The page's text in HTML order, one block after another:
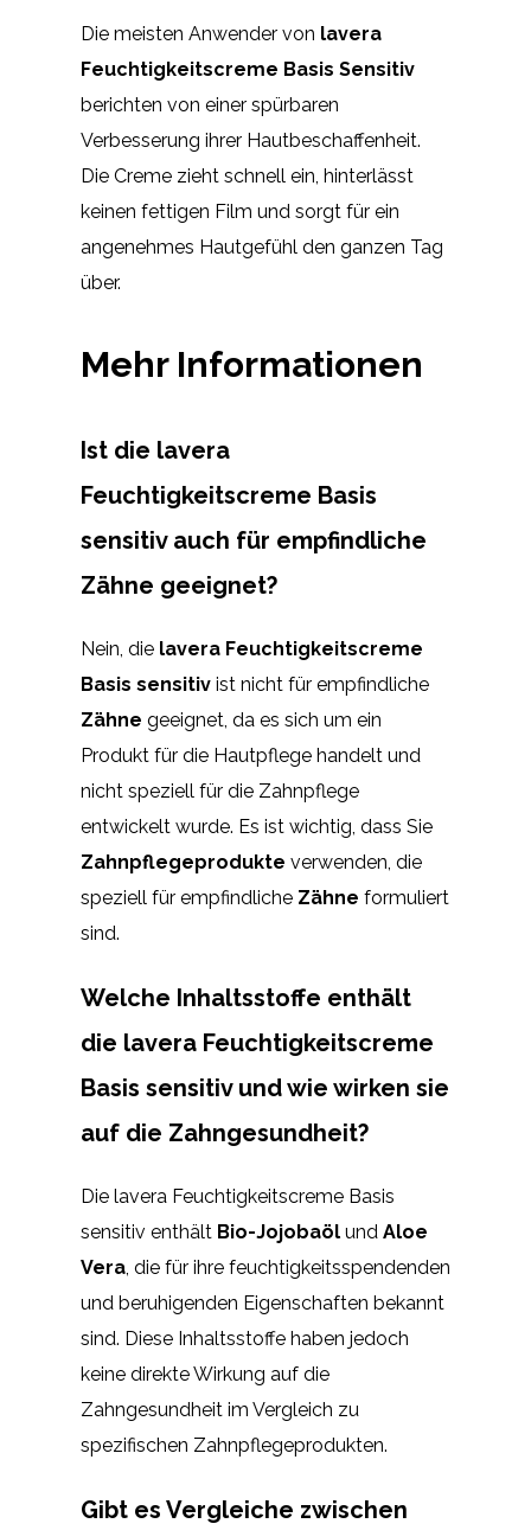
Die meisten Anwender von lavera
Feuchtigkeitscreme Basis Sensitiv
berichten von einer spürbaren
Verbesserung ihrer Hautbeschaffenheit.
Die Creme zieht schnell ein, hinterlässt
keinen fettigen Film und sorgt für ein
angenehmes Hautgefühl den ganzen Tag
über.
Mehr Informationen
Ist die lavera
Feuchtigkeitscreme Basis
sensitiv auch für empfindliche
Zähne geeignet?
Nein, die lavera Feuchtigkeitscreme
Basis sensitiv ist nicht für empfindliche
Zähne geeignet, da es sich um ein
Produkt für die Hautpflege handelt und
nicht speziell für die Zahnpflege
entwickelt wurde. Es ist wichtig, dass Sie
Zahnpflegeprodukte verwenden, die
speziell für empfindliche Zähne formuliert
sind.
Welche Inhaltsstoffe enthält
die lavera Feuchtigkeitscreme
Basis sensitiv und wie wirken sie
auf die Zahngesundheit?
Die lavera Feuchtigkeitscreme Basis
sensitiv enthält Bio-Jojobaöl und Aloe
Vera, die für ihre feuchtigkeitsspendenden
und beruhigenden Eigenschaften bekannt
sind. Diese Inhaltsstoffe haben jedoch
keine direkte Wirkung auf die
Zahngesundheit im Vergleich zu
spezifischen Zahnpflegeprodukten.
Gibt es Vergleiche zwischen